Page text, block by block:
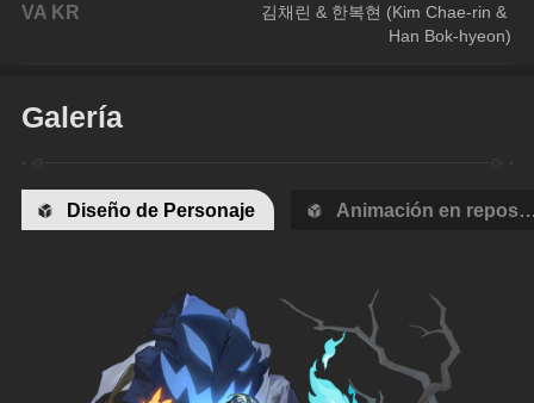
VA KR
김채린 & 한복현 (Kim Chae-rin &
Han Bok-hyeon)
Galería
Diseño de Personaje Animación en reposo